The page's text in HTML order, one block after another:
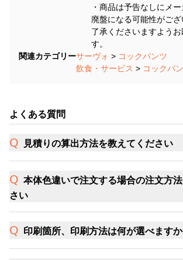
・商品は予告なしにメ
廃盤になる可能性がご
了承くださいますよう
す。
関連カテゴリーサーヴォ > コックパンツ
飲食・サービス > コックパ
よくある質問
見積りの算出方法を教えてください
本体色違いで注文する場合の注文方
さい
印刷箇所、印刷方法は何が選べます